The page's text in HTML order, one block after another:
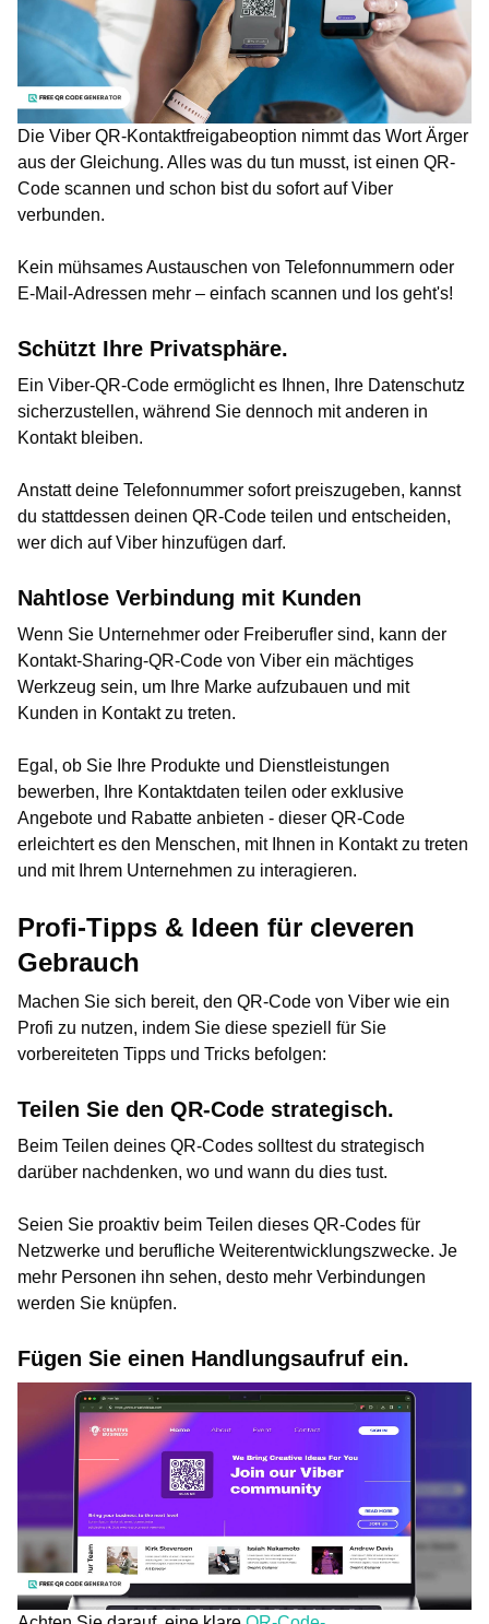
Die Viber QR-Kontaktfreigabeoption nimmt das Wort Ärger
aus der Gleichung. Alles was du tun musst, ist einen QR-
Code scannen und schon bist du sofort auf Viber
verbunden.
Kein mühsames Austauschen von Telefonnummern oder
E-Mail-Adressen mehr – einfach scannen und los geht's!
Schützt Ihre Privatsphäre.
Ein Viber-QR-Code ermöglicht es Ihnen, Ihre Datenschutz
sicherzustellen, während Sie dennoch mit anderen in
Kontakt bleiben.
Anstatt deine Telefonnummer sofort preiszugeben, kannst
du stattdessen deinen QR-Code teilen und entscheiden,
wer dich auf Viber hinzufügen darf.
Nahtlose Verbindung mit Kunden
Wenn Sie Unternehmer oder Freiberufler sind, kann der
Kontakt-Sharing-QR-Code von Viber ein mächtiges
Werkzeug sein, um Ihre Marke aufzubauen und mit
Kunden in Kontakt zu treten.
Egal, ob Sie Ihre Produkte und Dienstleistungen
bewerben, Ihre Kontaktdaten teilen oder exklusive
Angebote und Rabatte anbieten - dieser QR-Code
erleichtert es den Menschen, mit Ihnen in Kontakt zu treten
und mit Ihrem Unternehmen zu interagieren.
Profi-Tipps & Ideen für cleveren
Gebrauch
Machen Sie sich bereit, den QR-Code von Viber wie ein
Profi zu nutzen, indem Sie diese speziell für Sie
vorbereiteten Tipps und Tricks befolgen:
Teilen Sie den QR-Code strategisch.
Beim Teilen deines QR-Codes solltest du strategisch
darüber nachdenken, wo und wann du dies tust.
Seien Sie proaktiv beim Teilen dieses QR-Codes für
Netzwerke und berufliche Weiterentwicklungszwecke. Je
mehr Personen ihn sehen, desto mehr Verbindungen
werden Sie knüpfen.
Fügen Sie einen Handlungsaufruf ein.